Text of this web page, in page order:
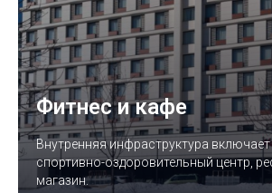
Фитнес и кафе
Внутренняя инфраструктура включает
спортивно-оздоровительный центр,
магазин.